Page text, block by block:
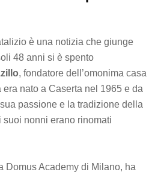
è una notizia che giunge
48 anni si è spento
, fondatore dell’omonima casa
nato a Caserta nel 1965 e da
passione e la tradizione della
nonni erano rinomati
Domus Academy di Milano, ha